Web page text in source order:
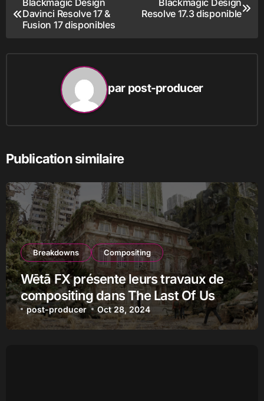
de
Blackmagic Design
Davinci Resolve 17 &
Fusion 17 disponibles
Blackmagic Design
Resolve 17.3 disponible
par post-producer
Publication similaire
Breakdowns Compositing
Wētā FX présente leurs travaux de
compositing dans The Last Of Us
post-producer Oct 28, 2024